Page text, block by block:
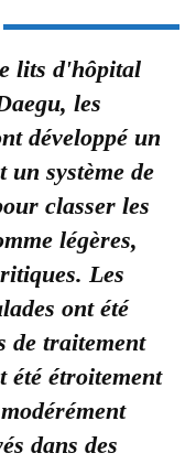
lits d'hôpital
les
développé un
un système de
classer les
légères,
Les
ont été
de traitement
été étroitement
dans des